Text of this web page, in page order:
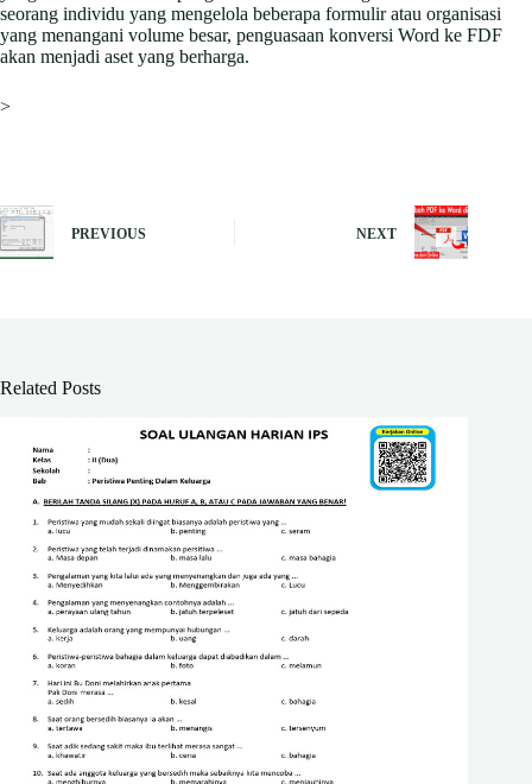
seorang individu yang mengelola beberapa formulir atau organisasi
yang menangani volume besar, penguasaan konversi Word ke FDF
akan menjadi aset yang berharga.
>
PREVIOUS NEXT
Related Posts